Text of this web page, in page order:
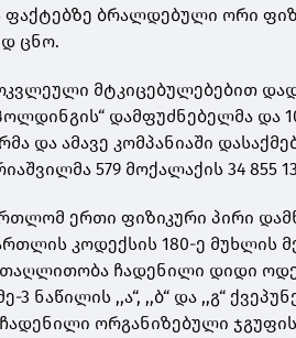
ფაქტებზე ბრალდებული ორი
ცნო.
მტკიცებულებებით
დამფუძნებელმა და
და ამავე კომპანიაში
579 მოქალაქის 34 855
ერთი ფიზიკური პირი
კოდექსის 180-ე მუხლის
(თაღლითობა ჩადენილი დიდი
3 ნაწილის ,,ა“, ,,ბ“ და ,,გ“
ორგანიზებული ჯგუფის